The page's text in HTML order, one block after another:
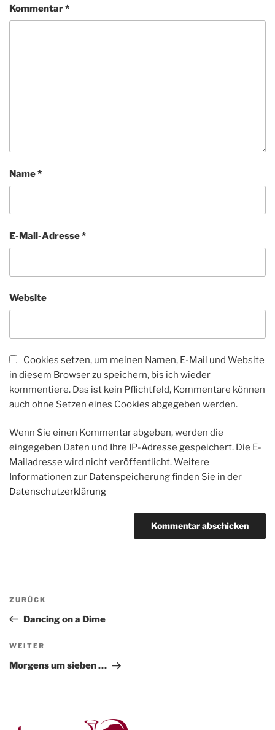
Kommentar*
Name*
E-Mail-Adresse*
Website
Cookies setzen, um meinen Namen, E-Mail und Website
in diesem Browser zu speichern, bis ich wieder
kommentiere. Das ist kein Pflichtfeld, Kommentare können
auch ohne Setzen eines Cookies abgegeben werden.
Wenn Sie einen Kommentar abgeben, werden die
eingegeben Daten und Ihre IP-Adresse gespeichert. Die E-
Mailadresse wird nicht veröffentlicht. Weitere
Informationen zur Datenspeicherung finden Sie in der
Datenschutzerklärung
Beitragsnavigation
Vorheriger
Beitrag
ZURÜCK
Dancing on a Dime
Nächster
Beitrag
WEITER
Morgens um sieben …